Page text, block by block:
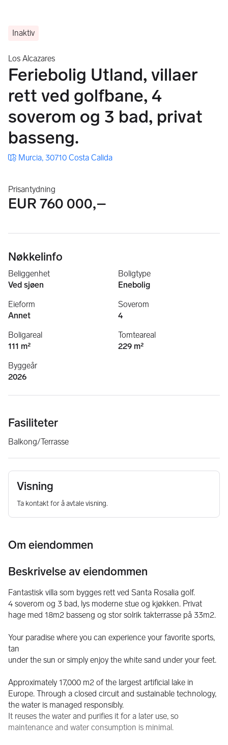
Inaktiv
Los Alcazares
Feriebolig Utland, villaer
rett ved golfbane, 4
soverom og 3 bad, privat
basseng.
Murcia, 30710 Costa Calida
Prisantydning
EUR 760 000,–
Nøkkelinfo
Beliggenhet
Ved sjøen
Boligtype
Enebolig
Eieform
Annet
Soverom
4
Boligareal
111 m²
Tomteareal
229 m²
Byggeår
2026
Fasiliteter
Balkong/Terrasse
Visning
Ta kontakt for å avtale visning.
Om eiendommen
Beskrivelse av eiendommen
Fantastisk villa som bygges rett ved Santa Rosalia golf.
4 soverom og 3 bad, lys moderne stue og kjøkken. Privat
hage med 18m2 basseng og stor solrik takterrasse på 33m2.
Your paradise where you can experience your favorite sports,
tan
under the sun or simply enjoy the white sand under your feet.
Approximately 17,000 m2 of the largest artificial lake in
Europe. Through a closed circuit and sustainable technology,
the water is managed responsibly.
It reuses the water and purifies it for a later use, so
maintenance and water consumption is minimal.